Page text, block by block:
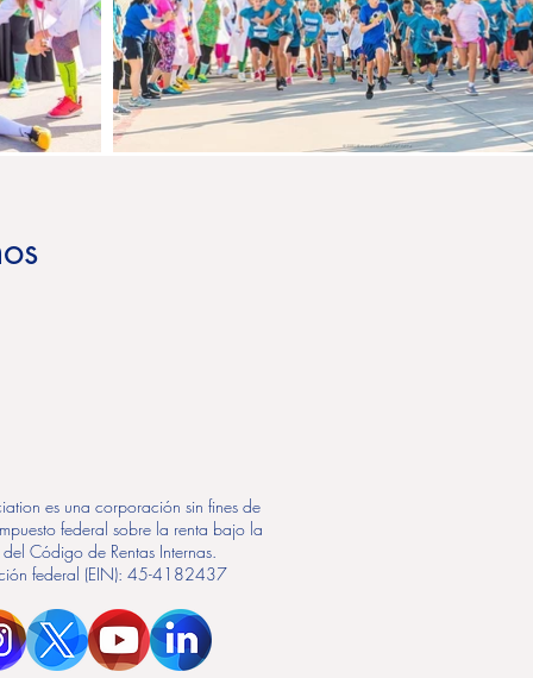
es una corporación sin fines de
federal sobre la renta bajo la
Código de Rentas Internas.
federal (EIN): 45-4182437